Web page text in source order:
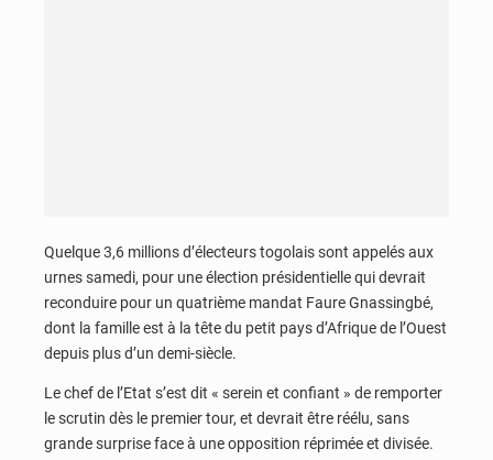
Quelque 3,6 millions d’électeurs togolais sont appelés aux
urnes samedi, pour une élection présidentielle qui devrait
reconduire pour un quatrième mandat Faure Gnassingbé,
dont la famille est à la tête du petit pays d’Afrique de l’Ouest
depuis plus d’un demi-siècle.
Le chef de l’Etat s’est dit « serein et confiant » de remporter
le scrutin dès le premier tour, et devrait être réélu, sans
grande surprise face à une opposition réprimée et divisée.